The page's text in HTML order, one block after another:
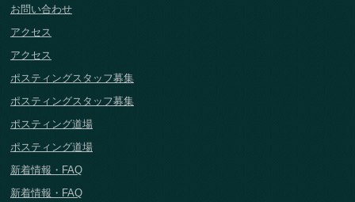
お問い合わせ
アクセス
アクセス
ポスティングスタッフ募集
ポスティングスタッフ募集
ポスティング道場
ポスティング道場
新着情報・FAQ
新着情報・FAQ